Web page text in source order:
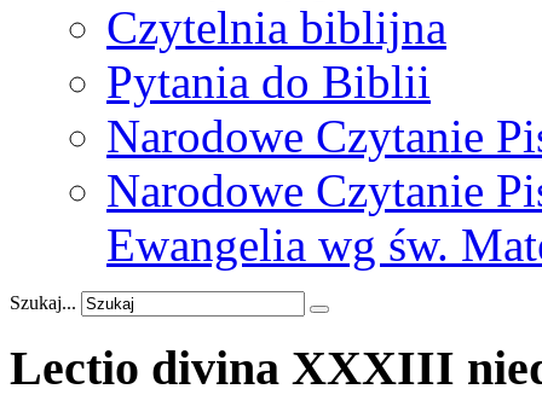
Czytelnia biblijna
Pytania do Biblii
Narodowe Czytanie
Narodowe Czytanie
Ewangelia wg św.
Szukaj...
Lectio divina XXXIII